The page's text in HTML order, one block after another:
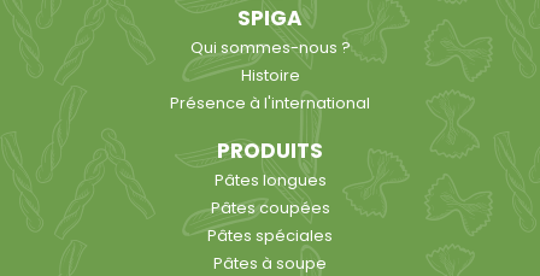
SPIGA
Qui sommes-nous ?
Histoire
Présence à l'international
PRODUITS
Pâtes longues
Pâtes coupées
Pâtes spéciales
Pâtes à soupe